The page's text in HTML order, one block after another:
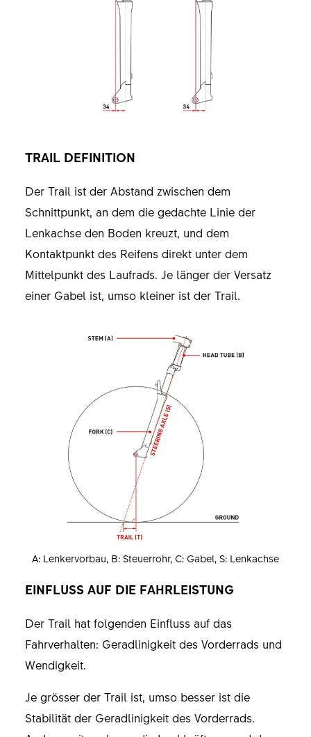
TRAIL DEFINITION
Der Trail ist der Abstand zwischen dem
Schnittpunkt, an dem die gedachte Linie der
Lenkachse den Boden kreuzt, und dem
Kontaktpunkt des Reifens direkt unter dem
Mittelpunkt des Laufrads. Je länger der Versatz
einer Gabel ist, umso kleiner ist der Trail.
A: Lenkervorbau, B: Steuerrohr, C: Gabel, S: Lenkachse
EINFLUSS AUF DIE FAHRLEISTUNG
Der Trail hat folgenden Einfluss auf das
Fahrverhalten: Geradlinigkeit des Vorderrads und
Wendigkeit.
Je grösser der Trail ist, umso besser ist die
Stabilität der Geradlinigkeit des Vorderrads.